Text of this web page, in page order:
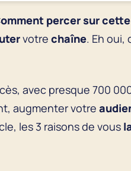
percer sur cette
votre chaîne. Eh
avec presque 700
augmenter votre
les 3 raisons de vous